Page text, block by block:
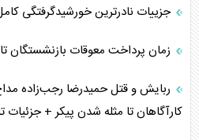
جزییات نادرترین خورشیدگرفتگی کامل ۲۰۲۶ / زمان و نکات
زمان پرداخت معوقات
ربایش و قتل حمیدرضا رجب‌زاده
کارآگاهان تا مثله شدن پیکر + جزئیات